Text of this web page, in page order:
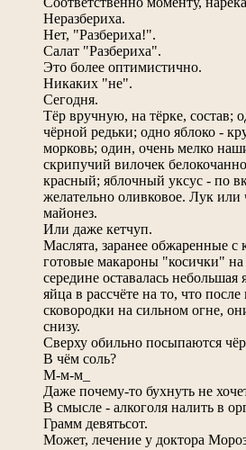
Неразбериха.
Нет, "Разбериха!".
Салат "Разбериха".
Это более оптимистично.
Никаких "не".
Сегодня.
Тёр вручную, на тёрке, состав;
чёрной редьки; одно яблоко -
морковь; один, очень мелко
скрипучий вилочек
красный; яблочный уксус - по
желательно оливковое. Лук
майонез.
Или даже кетчуп.
Маслята, заранее обжаренные
готовые макароны "косички"
середине оставалась
яйца в рассчёте на то, что
сковородки на сильном огне,
снизу.
Сверху обильно посыпаются
В чём соль?
М-м-м_
Даже почему-то бухнуть не
В смысле - алкоголя налить в
Грамм девятьсот.
Может, лечение у доктора